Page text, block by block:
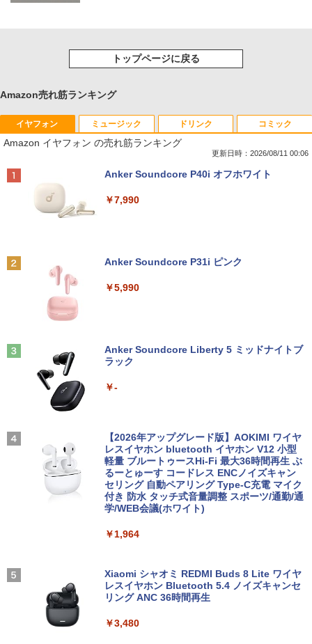
トップページに戻る
Amazon売れ筋ランキング
イヤフォン
Amazon イヤフォン の売れ筋ランキング
更新日時：2026/08/11 00:06
Anker Soundcore P40i オフホワイト
￥7,990
Anker Soundcore P31i ピンク
￥5,990
Anker Soundcore Liberty 5 ミッドナイトブ
ラック
￥-
【2026年アップグレード版】AOKIMI ワイヤ
レスイヤホン bluetooth イヤホン V12 小型
軽量 ブルートゥースHi-Fi 最大36時間再生 ぶ
るーとゅーす コードレス ENCノイズキャン
セリング 自動ペアリング Type-C充電 マイク
付き 防水 タッチ式音量調整 スポーツ/通勤/通
学/WEB会議(ホワイト)
￥1,964
Xiaomi シャオミ REDMI Buds 8 Lite ワイヤ
レスイヤホン Bluetooth 5.4 ノイズキャンセ
リング ANC 36時間再生
￥3,480
ミュージック ドリンク コミック